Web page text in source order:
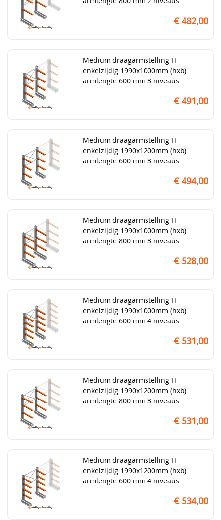
€ 482,00
Medium draagarmstelling IT
enkelzijdig 1990x1000mm (hxb)
armlengte 600 mm 3 niveaus
€ 491,00
Medium draagarmstelling IT
enkelzijdig 1990x1200mm (hxb)
armlengte 600 mm 3 niveaus
€ 494,00
Medium draagarmstelling IT
enkelzijdig 1990x1000mm (hxb)
armlengte 800 mm 3 niveaus
€ 528,00
Medium draagarmstelling IT
enkelzijdig 1990x1000mm (hxb)
armlengte 600 mm 4 niveaus
€ 531,00
Medium draagarmstelling IT
enkelzijdig 1990x1200mm (hxb)
armlengte 800 mm 3 niveaus
€ 531,00
Medium draagarmstelling IT
enkelzijdig 1990x1200mm (hxb)
armlengte 600 mm 4 niveaus
€ 534,00